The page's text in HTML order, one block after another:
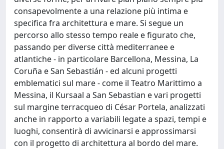
consapevolmente a una relazione più intima e
specifica fra architettura e mare. Si segue un
percorso allo stesso tempo reale e figurato che,
passando per diverse città mediterranee e
atlantiche - in particolare Barcellona, Messina, La
Coruña e San Sebastián - ed alcuni progetti
emblematici sul mare - come il Teatro Marittimo a
Messina, il Kursaal a San Sebastian e vari progetti
sul margine terracqueo di César Portela, analizzati
anche in rapporto a variabili legate a spazi, tempi e
luoghi, consentirà di avvicinarsi e approssimarsi
con il progetto di architettura al bordo del mare.